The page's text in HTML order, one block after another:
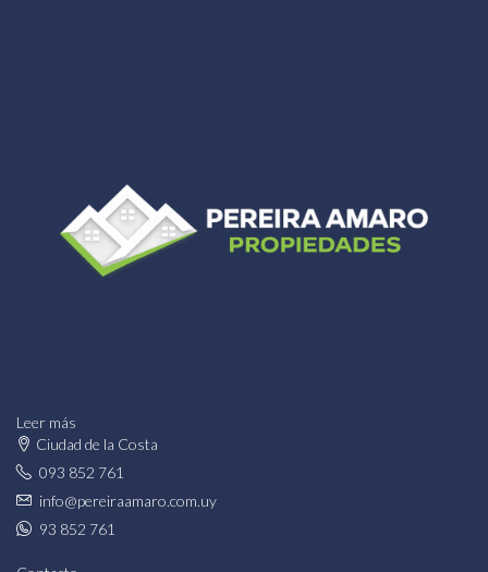
Leer más
Ciudad de la Costa
093 852 761
info@pereiraamaro.com.uy
93 852 761